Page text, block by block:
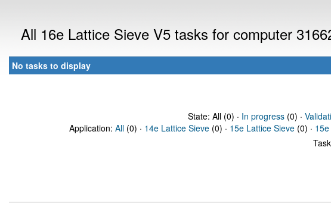
All 16e Lattice Sieve V5 tasks for computer
No tasks to display
State: All (0) · In progress(0) ·
Application: All (0) · 14e Lattice Sieve (0) · 15e Lattice Sieve (0) ·